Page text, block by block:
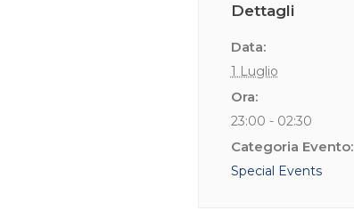
Dettagli
Data:
1 Luglio
Ora:
23:00 - 02:30
Categoria Evento:
Special Events